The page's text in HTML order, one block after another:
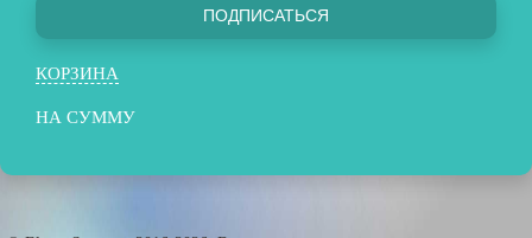
ПОДПИСАТЬСЯ
КОРЗИНА
НА СУММУ